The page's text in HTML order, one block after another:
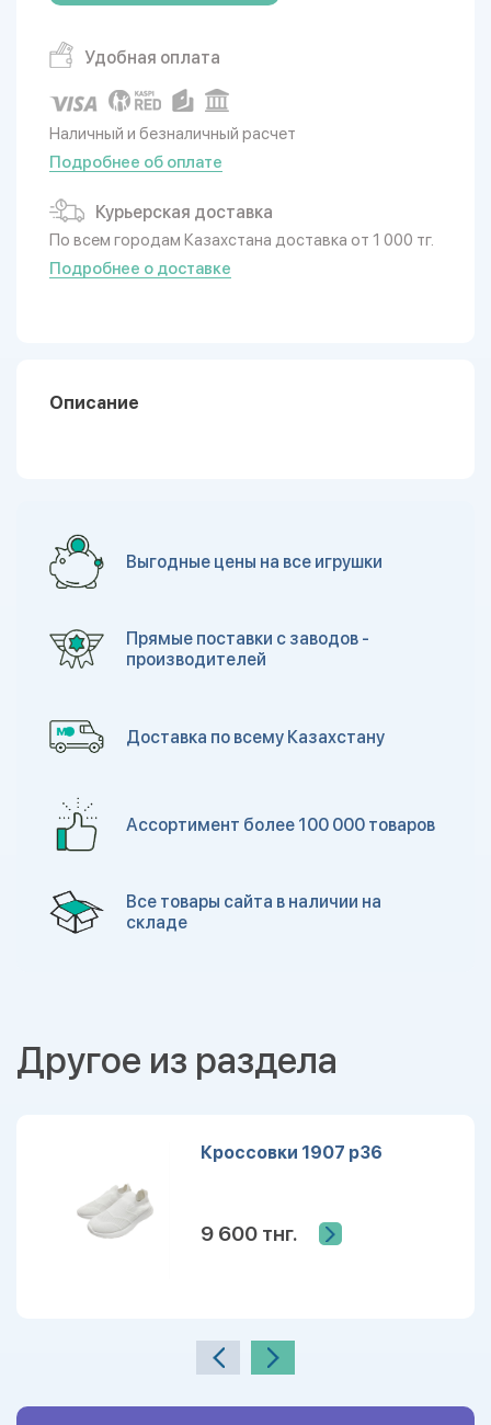
Удобная оплата
Наличный и безналичный расчет
Подробнее об оплате
Курьерская доставка
По всем городам Казахстана доставка от 1 000 тг.
Подробнее о доставке
Описание
Выгодные цены на все игрушки
Прямые поставки с заводов -
производителей
Доставка по всему Казахстану
Ассортимент более 100 000 товаров
Все товары сайта в наличии на
складе
Другое из раздела
Кроссовки 1907 р36
9 600 тнг.